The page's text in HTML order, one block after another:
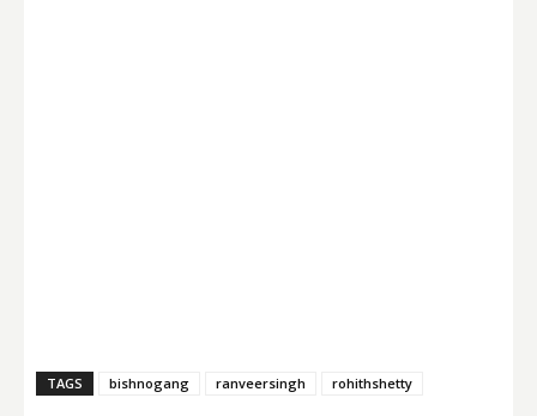
TAGS bishnogang ranveersingh rohithshetty